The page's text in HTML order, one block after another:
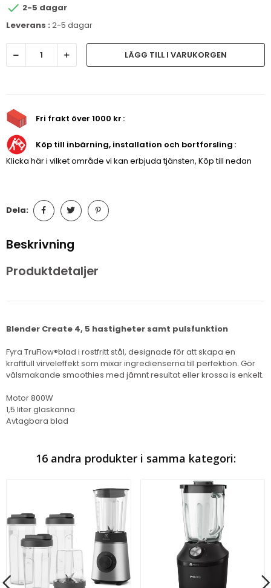
 2-5 dagar
Leverans : 2-5 dagar
LÄGG TILL I VARUKORGEN
Fri frakt över 1000 kr
Köp till inbärning, installation och bortforsling
Klicka här i vilket område vi kan erbjuda tjänsten, Köp till nedan
Dela:
Beskrivning
Produktdetaljer
Blender Create 4, 5 hastigheter samt pulsfunktion
Fyra TruFlow®blad i rostfritt stål, designade för att skapa en
kraftfull virveleffekt som mixar ingredienserna till perfektion. Gör
välsmakande smoothies med jämnt resultat eller krossa is enkelt.
Motor 800W
1,5 liter glaskanna
Avtagbara blad
16 andra produkter i samma kategori: